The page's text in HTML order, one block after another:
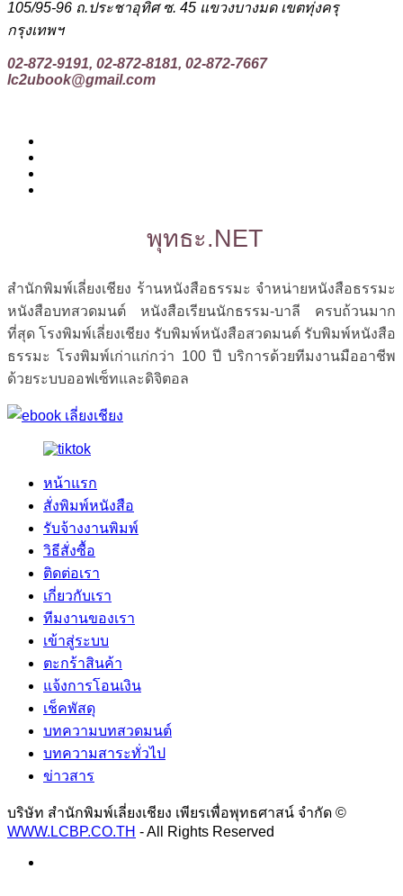
105/95-96 ถ.ประชาอุทิศ ซ. 45 แขวงบางมด เขตทุ่งครุ
กรุงเทพฯ
02-872-9191, 02-872-8181, 02-872-7667
lc2ubook@gmail.com
พุทธะ.NET
สำนักพิมพ์เลี่ยงเชียง ร้านหนังสือธรรมะ จำหน่ายหนังสือธรรมะ
หนังสือบทสวดมนต์ หนังสือเรียนนักธรรม-บาลี ครบถ้วนมาก
ที่สุด โรงพิมพ์เลี่ยงเชียง รับพิมพ์หนังสือสวดมนต์ รับพิมพ์หนังสือ
ธรรมะ โรงพิมพ์เก่าแก่กว่า 100 ปี บริการด้วยทีมงานมืออาชีพ
ด้วยระบบออฟเซ็ทและดิจิตอล
หน้าแรก
สั่งพิมพ์หนังสือ
รับจ้างงานพิมพ์
วิธีสั่งซื้อ
ติดต่อเรา
เกี่ยวกับเรา
ทีมงานของเรา
เข้าสู่ระบบ
ตะกร้าสินค้า
แจ้งการโอนเงิน
เช็คพัสดุ
บทความบทสวดมนต์
บทความสาระทั่วไป
ข่าวสาร
บริษัท สำนักพิมพ์เลี่ยงเชียง เพียรเพื่อพุทธศาสน์ จำกัด ©
WWW.LCBP.CO.TH - All Rights Reserved